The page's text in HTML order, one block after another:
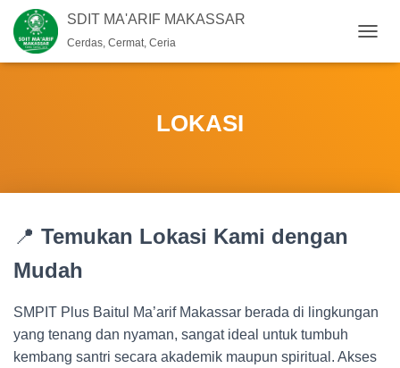
SDIT MA'ARIF MAKASSAR
Cerdas, Cermat, Ceria
O
LOKASI
📍 Temukan Lokasi Kami dengan
Mudah
SMPIT Plus Baitul Ma’arif Makassar berada di lingkungan
yang tenang dan nyaman, sangat ideal untuk tumbuh
kembang santri secara akademik maupun spiritual. Akses